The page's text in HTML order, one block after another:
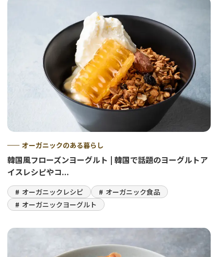
オーガニックのある暮らし
韓国風フローズンヨーグルト | 韓国で話題のヨーグルトア
イスレシピやコ...
オーガニックレシピ
オーガニック食品
オーガニックヨーグルト